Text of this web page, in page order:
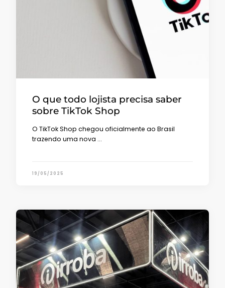
O que todo lojista precisa saber
sobre TikTok Shop
O TikTok Shop chegou oficialmente ao Brasil
trazendo uma nova …
19/05/2025